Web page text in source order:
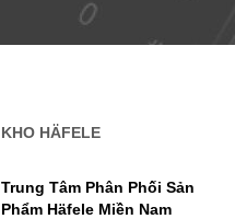
KHO HÄFELE
Trung Tâm Phân Phối Sản
Phẩm Häfele Miền Nam